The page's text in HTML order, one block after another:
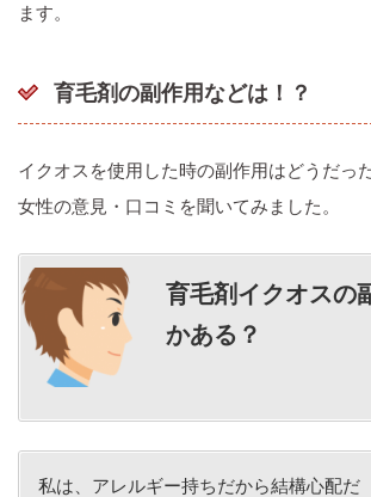
ます。
育毛剤の副作用などは！？
イクオスを使用した時の副作用はどうだっ
女性の意見・口コミを聞いてみました。
育毛剤イクオスの
かある？
私は、アレルギー持ちだから結構心配だ